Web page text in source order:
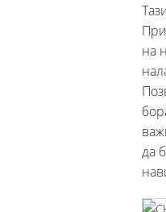
на
да